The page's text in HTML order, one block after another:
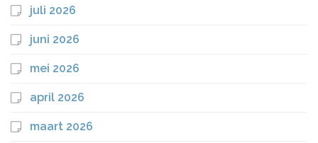
juli 2026
juni 2026
mei 2026
april 2026
maart 2026